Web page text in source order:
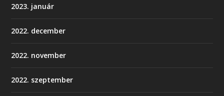
2023. január
2022. december
2022. november
2022. szeptember